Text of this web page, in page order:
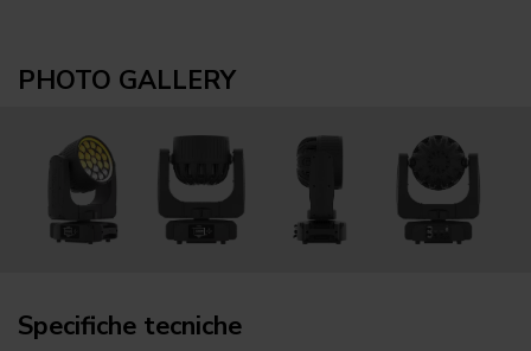
PHOTO GALLERY
Specifiche tecniche